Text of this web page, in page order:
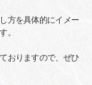
方を具体的にイメー
。
おりますので、ぜひ